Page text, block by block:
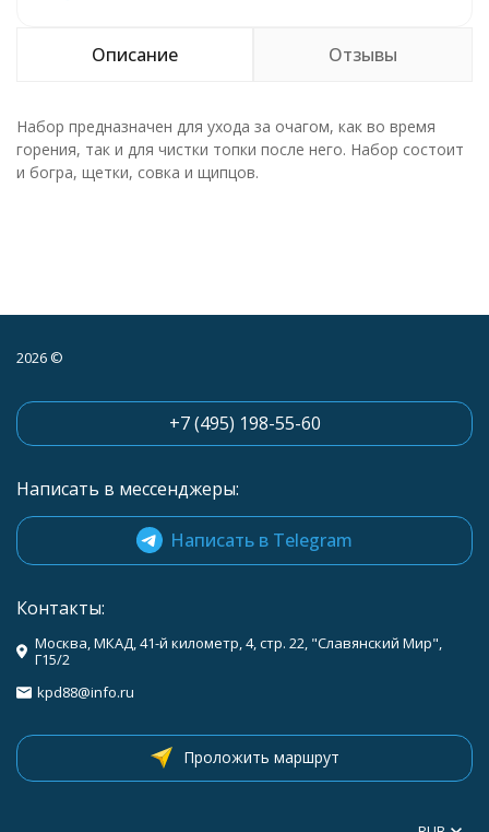
Описание Отзывы
Набор предназначен для ухода за очагом, как во время
горения, так и для чистки топки после него. Набор состоит
и богра, щетки, совка и щипцов.
2026 ©
+7 (495) 198-55-60
Написать в мессенджеры:
Написать в Telegram
Контакты:
Москва, МКАД, 41-й километр, 4, стр. 22, "Славянский Мир",
Г15/2
kpd88@info.ru
Проложить маршрут